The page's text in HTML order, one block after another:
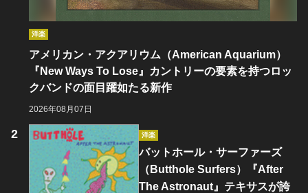
洋楽
アメリカン・アクアリウム（American Aquarium）
『New Ways To Lose』カントリーの要素を持つロッ
クバンドの面目躍如たる新作
2026年08月07日
洋楽
バットホール・サーファーズ
（Butthole Surfers）『After
The Astronaut』テキサスが誇